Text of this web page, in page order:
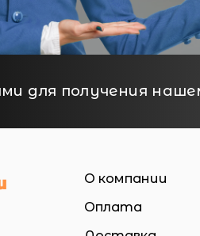
для получения
О компании
Оплата